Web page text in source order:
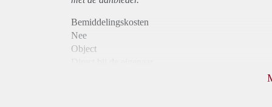
Bemiddelingskosten
Nee
Object